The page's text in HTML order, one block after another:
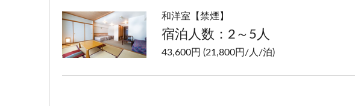
和洋室【禁煙】
宿泊人数：2～5人
43,600円 (21,800円/人/泊)